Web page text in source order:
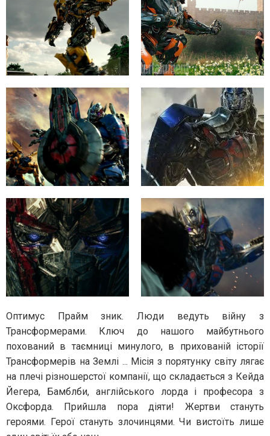
Оптимус Прайм зник. Люди ведуть війну з
Трансформерами. Ключ до нашого майбутнього
похований в таємниці минулого, в прихованій історії
Трансформерів на Землі ... Місія з порятунку світу лягає
на плечі різношерстої компанії, що складається з Кейда
Йегера, Бамблби, англійського лорда і професора з
Оксфорда. Прийшла пора діяти! Жертви стануть
героями. Герої стануть злочинцями. Чи вистоїть лише